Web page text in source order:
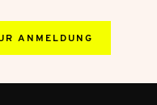
ANMELDUNG